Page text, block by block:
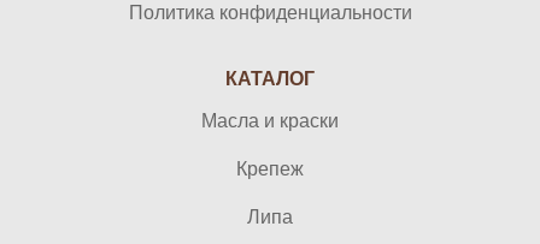
Политика конфиденциальности
КАТАЛОГ
Масла и краски
Крепеж
Липа